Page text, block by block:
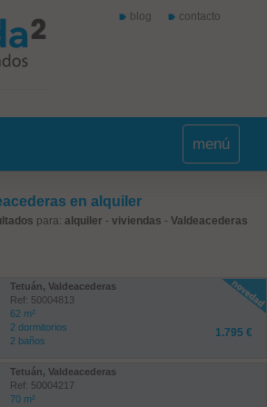
blog contacto
menú
en alquiler
para: alquiler - viviendas - Valdeacederas
Tetuán, Valdeacederas
Ref: 50004813
62 m²
2 dormitorios
2 baños
1.795 €
Tetuán, Valdeacederas
Ref: 50004217
70 m²